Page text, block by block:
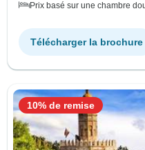
Prix basé sur une chambre
Télécharger la brochure
10% de remise